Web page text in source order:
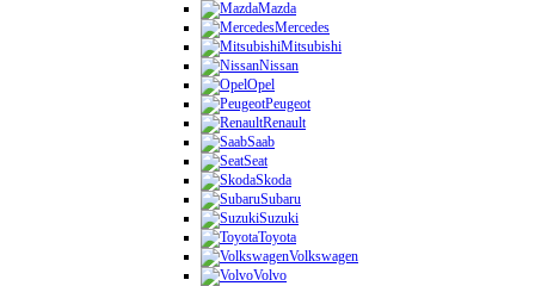
Mazda
Mercedes
Mitsubishi
Nissan
Opel
Peugeot
Renault
Saab
Seat
Skoda
Subaru
Suzuki
Toyota
Volkswagen
Volvo